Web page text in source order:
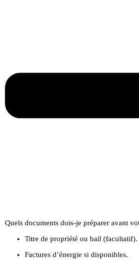
Quels documents dois-je préparer avant
Titre de propriété ou bail (facultatif).
Factures d’énergie si disponibles.